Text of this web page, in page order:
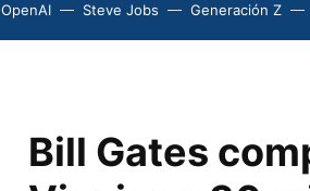
OpenAI Steve Jobs Generación Z
Bill Gates